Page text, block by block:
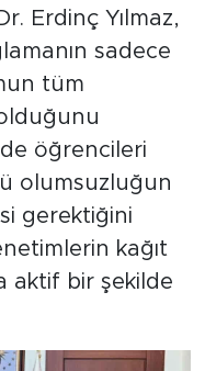
Erdinç Yılmaz,
sadece
tüm
öğrencileri
olumsuzluğun
gerektiğini
kağıt
aktif bir şekilde